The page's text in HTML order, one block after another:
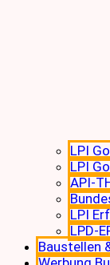
LPI
LPI
API-
LPI
LPD-
Baustellen